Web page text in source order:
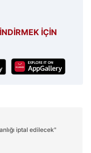
yer alan panel
Bilgilendirme
Kanunu uyarınca
İÇİN
iptal edilecek"